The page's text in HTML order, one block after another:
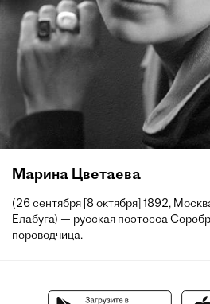
Марина Цветаева
(26 сентября [8 октября] 1892,
Елабуга) — русская поэтесса
переводчица.